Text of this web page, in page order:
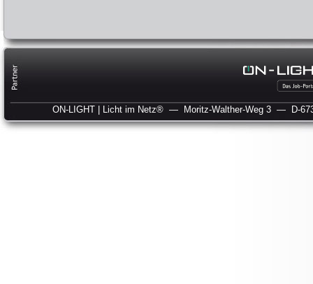
ON-LIGHT | Licht im Netz® — Moritz-Walther-Weg 3 — D-